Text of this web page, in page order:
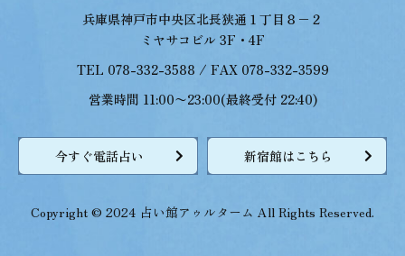
兵庫県神戸市中央区北長狭通１丁目８−２
ミヤサコビル 3F・4F
TEL 078-332-3588 / FAX 078-332-3599
営業時間 11:00〜23:00(最終受付 22:40)
今すぐ電話占い 新宿館はこちら
Copyright © 2024 占い館アゥルターム All Rights Reserved.